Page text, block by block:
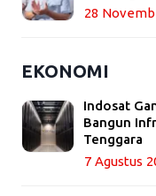
28
EKONOMI
Indosat
Bangun
Tenggara
7 Agustus